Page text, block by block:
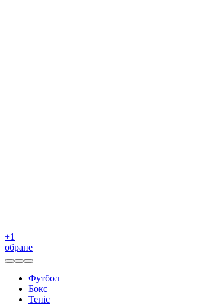
+1
обране
Футбол
Бокс
Теніс